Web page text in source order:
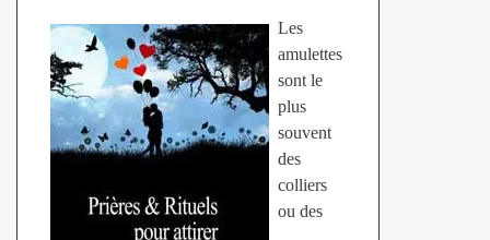
Les
amulettes
sont le
plus
souvent
des
colliers
ou des